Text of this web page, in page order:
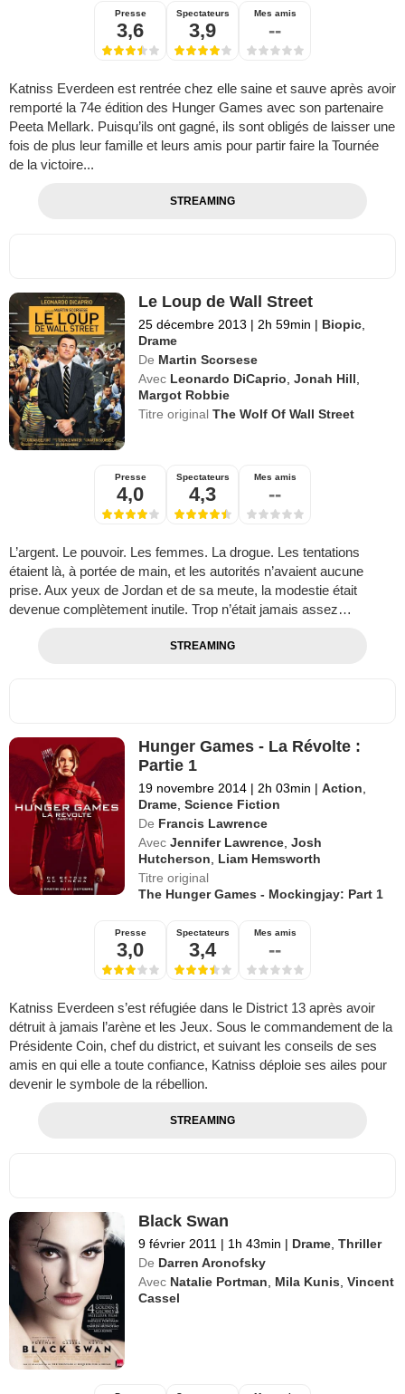
Presse
3,6
Spectateurs
3,9
Mes amis
--
Katniss Everdeen est rentrée chez elle saine et sauve après avoir
remporté la 74e édition des Hunger Games avec son partenaire
Peeta Mellark. Puisqu’ils ont gagné, ils sont obligés de laisser une
fois de plus leur famille et leurs amis pour partir faire la Tournée
de la victoire...
STREAMING
Le Loup de Wall Street
25 décembre 2013 | 2h 59min | Biopic
Drame
De Martin Scorsese
Avec Leonardo DiCaprio ,Jonah Hill
Margot Robbie
Titre originalThe Wolf Of Wall Street
Presse
4,0
Spectateurs
4,3
Mes amis
--
L’argent. Le pouvoir. Les femmes. La drogue. Les tentations
étaient là, à portée de main, et les autorités n’avaient aucune
prise. Aux yeux de Jordan et de sa meute, la modestie était
devenue complètement inutile. Trop n’était jamais assez…
STREAMING
Hunger Games - La Révolte :
Partie 1
19 novembre 2014 | 2h 03min | Action
Drame ,Science Fiction
De Francis Lawrence
Avec Jennifer Lawrence ,Josh
Hutcherson
Liam Hemsworth
Titre original
The Hunger Games - Mockingjay: Part 1
Presse
3,0
Spectateurs
3,4
Mes amis
--
Katniss Everdeen s’est réfugiée dans le District 13 après avoir
détruit à jamais l’arène et les Jeux. Sous le commandement de la
Présidente Coin, chef du district, et suivant les conseils de ses
amis en qui elle a toute confiance, Katniss déploie ses ailes pour
devenir le symbole de la rébellion.
STREAMING
Black Swan
9 février 2011 | 1h 43min | Drame ,Thriller
De Darren Aronofsky
Avec Natalie Portman Mila Kunis ,Vincent
Cassel